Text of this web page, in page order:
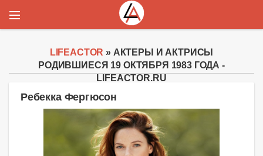
LIFEACTOR » АКТЕРЫ И АКТРИСЫ
РОДИВШИЕСЯ 19 ОКТЯБРЯ 1983 ГОДА -
LIFEACTOR.RU
Ребекка Фергюсон